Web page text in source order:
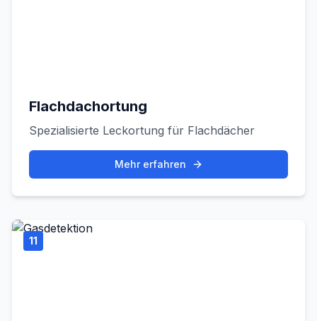
Flachdachortung
Spezialisierte Leckortung für Flachdächer
Mehr erfahren
11